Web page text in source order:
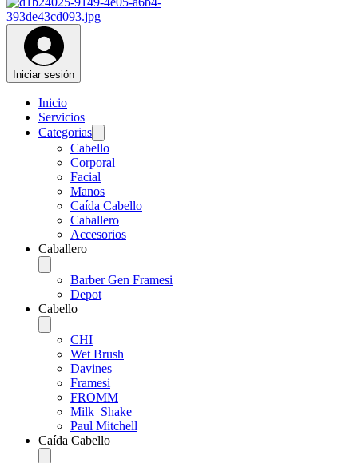
Iniciar sesión
Inicio
Servicios
Categorias
Cabello
Corporal
Facial
Manos
Caída Cabello
Caballero
Accesorios
Caballero
Barber Gen Framesi
Depot
Cabello
CHI
Wet Brush
Davines
Framesi
FROMM
Milk_Shake
Paul Mitchell
Caída Cabello